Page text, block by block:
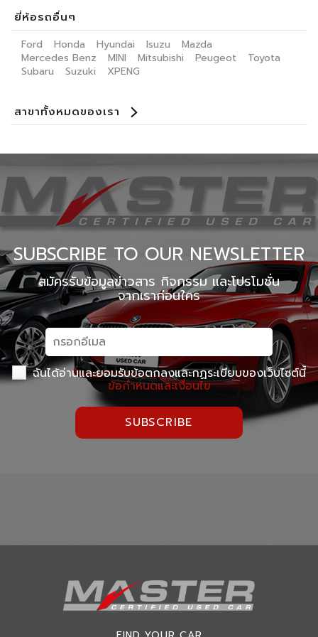
ยี่ห้อรถอื่นๆ
Ford Honda Hyundai Isuzu
Mazda
Mercedes Benz
MINI Mitsubishi Peugeot
Toyota
Subaru
Suzuki XPENG
สาขาทั้งหมดของเรา
Master Certified Used Car Ratchaphruek
Master Certified Used Car Ubon Ratchathani
Master Certified Used Car Phuket
Master Certified Used Car Hat Yai
Summit Honda Used Car Pattanakarn
Summit Honda Used Car บางนาตราด กม. 4.5
MINI NEXT USED CAR เอกมัย
X PENG USED CAR
SUBSCRIBE TO OUR NEWSLETTER
สมัครรับข้อมูลข่าวสาร กิจกรรม และโปรโมชั่น
จากเราก่อนใคร
ฉันได้อ่านและยอมรับข้อตกลงและกฏระเบียบของเว็บไซต์นี้
ข้อกำหนดและเงื่อนไข
SUBSCRIBE